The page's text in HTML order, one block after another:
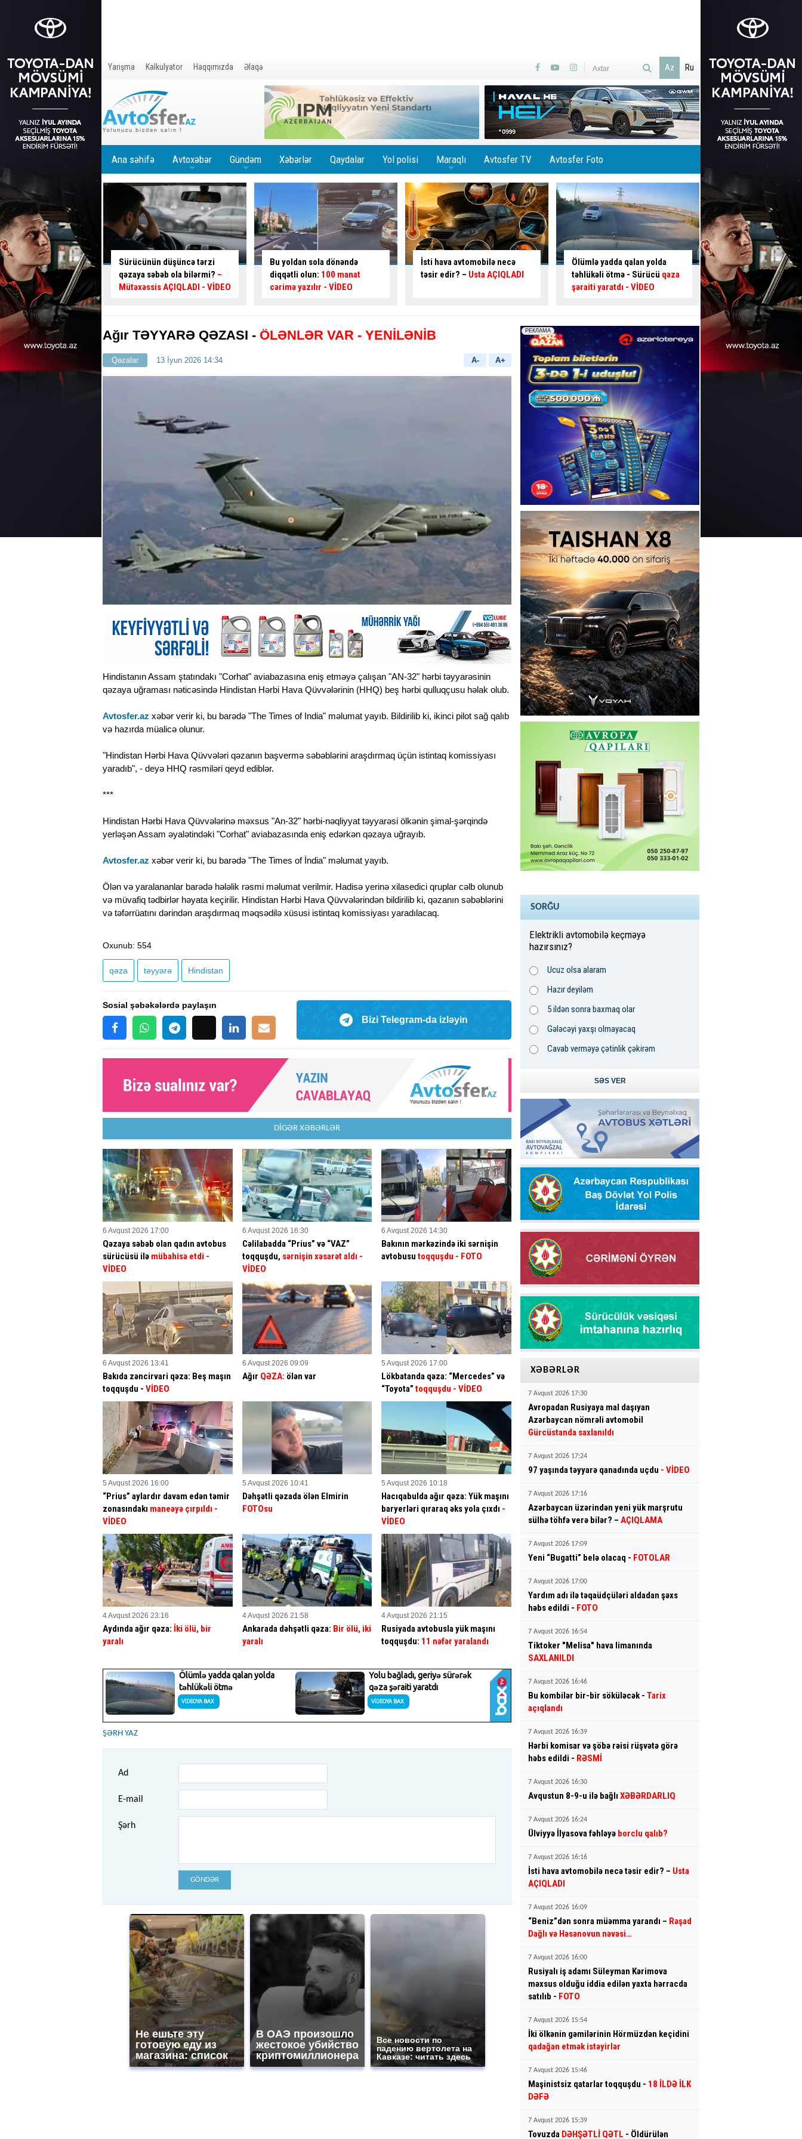
Yarışma Kalkulyator Haqqımızda Əlaqə Az Ru
Ana səhifə Avtoxəbər Gündəm Xəbərlər Qaydalar Yol polisi Maraqlı Avtosfer TV Avtosfer Foto
düşüncə tərzi
ola bilərmi?
AÇIQLADI - VİDEO
Bu yoldan sola dönəndə
diqqətli olun: 100 manat
cərimə yazılır- VİDEO
İsti hava avtomobilə necə
təsir edir? –Usta AÇIQLADI
Ölümlə yadda qalan yolda
təhlükəli ötmə - Sürücüqəza
Yolu bağladı, geriyə sürərək
qəza şəraiti yaratdı –99-GG-
189- VİDEO
Piyada keçidini zəbt
əngəlli şəxsi yola
məcbur qoydu -
Ağır TƏYYARƏ QƏZASI - ÖLƏNLƏR VAR - YENİLƏNİB
Qəzalar 13 İyun 2026 14:34 A- A+
Hindistanın Assam ştatındakı "Corhat" aviabazasına eniş etməyə çalışan "AN-32" hərbi təyyarəsinin
qəzaya uğraması nəticəsində Hindistan Hərbi Hava Qüvvələrinin (HHQ) beş hərbi qulluqçusu həlak olub.
Avtosfer.az xəbər verir ki, bu barədə "The Times of India" məlumat yayıb. Bildirilib ki, ikinci pilot sağ qalıb
və hazırda müalicə olunur.
"Hindistan Hərbi Hava Qüvvələri qəzanın başvermə səbəblərini araşdırmaq üçün istintaq komissiyası
yaradıb", - deyə HHQ rəsmiləri qeyd ediblər.
***
Hindistan Hərbi Hava Qüvvələrinə məxsus "An-32" hərbi-nəqliyyat təyyarəsi ölkənin şimal-şərqində
yerləşən Assam əyalətindəki "Corhat" aviabazasında eniş edərkən qəzaya uğrayıb.
Avtosfer.az xəbər verir ki, bu barədə "The Times of İndia" məlumat yayıb.
Ölən və yaralananlar barədə hələlik rəsmi məlumat verilmir. Hadisə yerinə xilasedici qruplar cəlb olunub
və müvafiq tədbirlər həyata keçirilir. Hindistan Hərbi Hava Qüvvələrindən bildirilib ki, qəzanın səbəblərini
və təfərrüatını dərindən araşdırmaq məqsədilə xüsusi istintaq komissiyası yaradılacaq.
Oxunub: 554
qəza təyyarə Hindistan
Sosial şəbəkələrdə paylaşın
Bizi Telegram-da izləyin
DİGƏR XƏBƏRLƏR
6 Avqust 2026 17:00
Qəzaya səbəb olan qadın avtobus
sürücüsü ilə mübahisə etdi -
VİDEO
6 Avqust 2026 16:30
Cəlilabadda “Prius” və “VAZ”
toqquşdu, sərnişin xəsarət aldı -
VİDEO
6 Avqust 2026 14:30
Bakının mərkəzində iki sərnişin
avtobusutoqquşdu - FOTO
6 Avqust 2026 13:41
Bakıda zəncirvari qəza: Beş maşın
toqquşdu - VİDEO
6 Avqust 2026 09:09
Ağır QƏZA: ölən var
5 Avqust 2026 17:00
Lökbatanda qəza: “Mercedes” və
“Toyota”toqquşdu - VİDEO
5 Avqust 2026 16:00
“Prius” aylardır davam edən təmir
zonasındakı maneəyə çırpıldı -
VİDEO
5 Avqust 2026 10:41
Dəhşətli qəzada ölən Elmirin
FOTOsu
5 Avqust 2026 10:18
Hacıqabulda ağır qəza: Yük maşını
baryerləri qıraraq əks yola çıxdı -
VİDEO
4 Avqust 2026 23:16
Aydında ağır qəza: İki ölü, bir
yaralı
4 Avqust 2026 21:58
Ankarada dəhşətli qəza: Bir ölü, iki
yaralı
4 Avqust 2026 21:15
Rusiyada avtobusla yük maşını
toqquşdu: 11 nəfər yaralandı
ŞƏRH YAZ
Ad
E-mail
Şərh
GÖNDƏR
Не ешьте эту
готовую еду из
магазина: список
В ОАЭ произошло
жестокое убийство
криптомиллионера
Все новости по
падению вертолета на
Кавказе: читать здесь
SORĞU
Elektrikli avtomobilə keçməyə
hazırsınız?
Ucuz olsa alaram
Hazır deyiləm
5 ildən sonra baxmaq olar
Gələcəyi yaxşı olmayacaq
Cavab verməyə çətinlik çəkirəm
XƏBƏRLƏR
7 Avqust 2026 17:30
Avropadan Rusiyaya mal daşıyan
Azərbaycan nömrəli avtomobil
Gürcüstanda saxlanıldı
7 Avqust 2026 17:24
97 yaşında təyyarə qanadında uçdu - VİDEO
7 Avqust 2026 17:16
Azərbaycan üzərindən yeni yük marşrutu
sülhə töhfə verə bilər? – AÇIQLAMA
7 Avqust 2026 17:09
Yeni “Bugatti” belə olacaq - FOTOLAR
7 Avqust 2026 17:00
Yardım adı ilə təqaüdçüləri aldadan şəxs
həbs edildi - FOTO
7 Avqust 2026 16:54
Tiktoker "Melisa" hava limanında
SAXLANILDI
7 Avqust 2026 16:46
Bu kombilər bir-bir söküləcək - Tarix
açıqlandı
7 Avqust 2026 16:39
Hərbi komisar və şöbə rəisi rüşvətə görə
həbs edildi - RƏSMİ
7 Avqust 2026 16:30
Avqustun 8-9-u ilə bağlı XƏBƏRDARLIQ
7 Avqust 2026 16:24
Ülviyyə İlyasova fəhləyə borclu qalıb?
7 Avqust 2026 16:16
İsti hava avtomobilə necə təsir edir? – Usta
AÇIQLADI
7 Avqust 2026 16:09
“Beniz”dən sonra müəmma yarandı – Rəşad
Dağlı və Həsənovun nəvəsi…
7 Avqust 2026 16:00
Rusiyalı iş adamı Süleyman Kərimova
məxsus olduğu iddia edilən yaxta hərracda
satılıb - FOTO
7 Avqust 2026 15:54
İki ölkənin gəmilərinin Hörmüzdən keçidini
qadağan etmək istəyirlər
7 Avqust 2026 15:46
Maşinistsiz qatarlar toqquşdu - 18 İLDƏ İLK
DƏFƏ
7 Avqust 2026 15:39
Tovuzda DƏHŞƏTLİ QƏTL - Öldürülən